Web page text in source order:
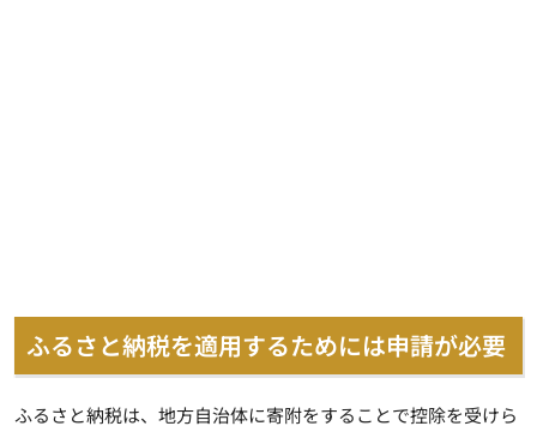
ふるさと納税を適用するためには申請が必要
ふるさと納税は、地方自治体に寄附をすることで控除を受けら